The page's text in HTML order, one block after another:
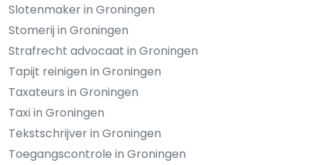
Slotenmaker in Groningen
Stomerij in Groningen
Strafrecht advocaat in Groningen
Tapijt reinigen in Groningen
Taxateurs in Groningen
Taxi in Groningen
Tekstschrijver in Groningen
Toegangscontrole in Groningen